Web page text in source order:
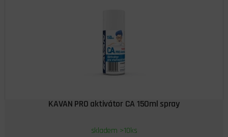
KAVAN PRO aktivátor CA 150ml spray
skladem >10ks